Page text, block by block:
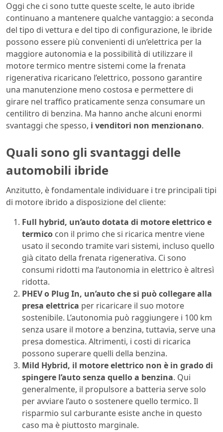
Oggi che ci sono tutte queste scelte, le auto ibride
continuano a mantenere qualche vantaggio: a seconda
del tipo di vettura e del tipo di configurazione, le ibride
possono essere più convenienti di un’elettrica per la
maggiore autonomia e la possibilità di utilizzare il
motore termico mentre sistemi come la frenata
rigenerativa ricaricano l’elettrico, possono garantire
una manutenzione meno costosa e permettere di
girare nel traffico praticamente senza consumare un
centilitro di benzina. Ma hanno anche alcuni enormi
svantaggi che spesso, i venditori non menzionano.
Quali sono gli svantaggi delle
automobili ibride
Anzitutto, è fondamentale individuare i tre principali tipi
di motore ibrido a disposizione del cliente:
Full hybrid, un’auto dotata di motore elettrico e
termico con il primo che si ricarica mentre viene
usato il secondo tramite vari sistemi, incluso quello
già citato della frenata rigenerativa. Ci sono
consumi ridotti ma l’autonomia in elettrico è altresì
ridotta.
PHEV o Plug In, un’auto che si può collegare alla
presa elettrica per ricaricare il suo motore
sostenibile. L’autonomia può raggiungere i 100 km
senza usare il motore a benzina, tuttavia, serve una
presa domestica. Altrimenti, i costi di ricarica
possono superare quelli della benzina.
Mild Hybrid, il motore elettrico non è in grado di
spingere l’auto senza quello a benzina. Qui
generalmente, il propulsore a batteria serve solo
per avviare l’auto o sostenere quello termico. Il
risparmio sul carburante esiste anche in questo
caso ma è piuttosto marginale.